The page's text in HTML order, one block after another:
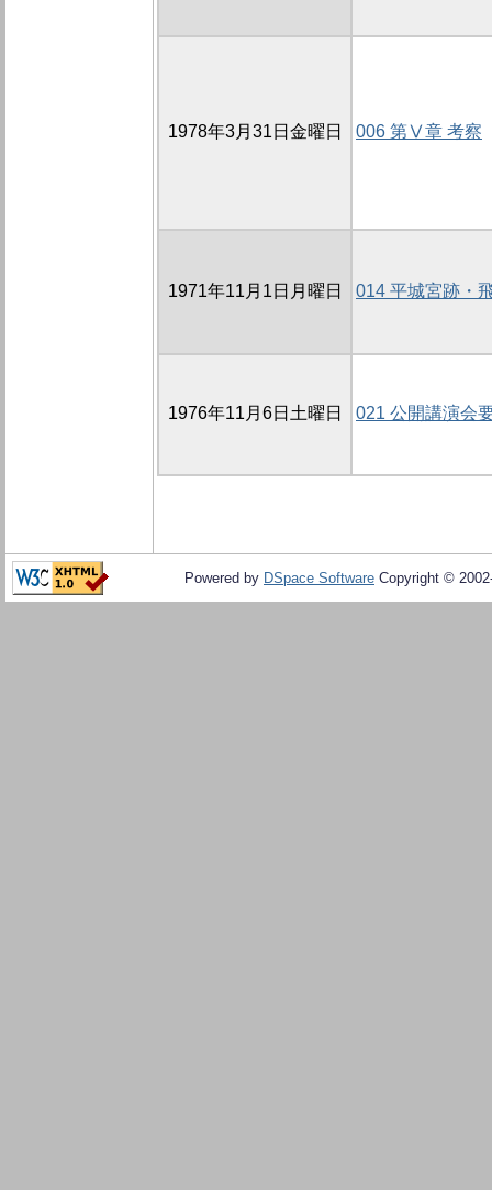
1978年3月31日金曜日 006 第Ⅴ章 考察
1971年11月1日月曜日 014 平城宮跡・
1976年11月6日土曜日 021 公開講演会
Powered by DSpace Software Copyright ©